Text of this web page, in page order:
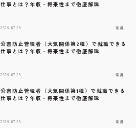
仕事とは？年収・将来性まで徹底解説
2026.07.29 環境
公害防止管理者（大気関係第2種）で就職できる
仕事とは？年収・将来性まで徹底解説
2026.07.29 環境
公害防止管理者（大気関係第1種）で就職できる
仕事とは？年収・将来性まで徹底解説
2026.07.29 環境